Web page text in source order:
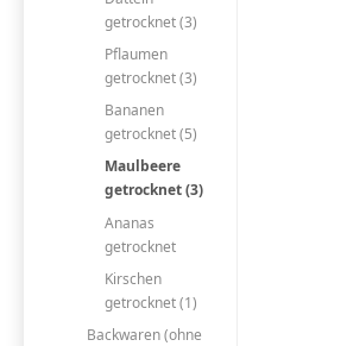
getrocknet (3)
Pflaumen
getrocknet (3)
Bananen
getrocknet (5)
Maulbeere
getrocknet (3)
Ananas
getrocknet
Kirschen
getrocknet (1)
Backwaren (ohne